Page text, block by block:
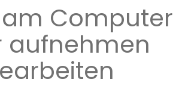
am Computer
aufnehmen